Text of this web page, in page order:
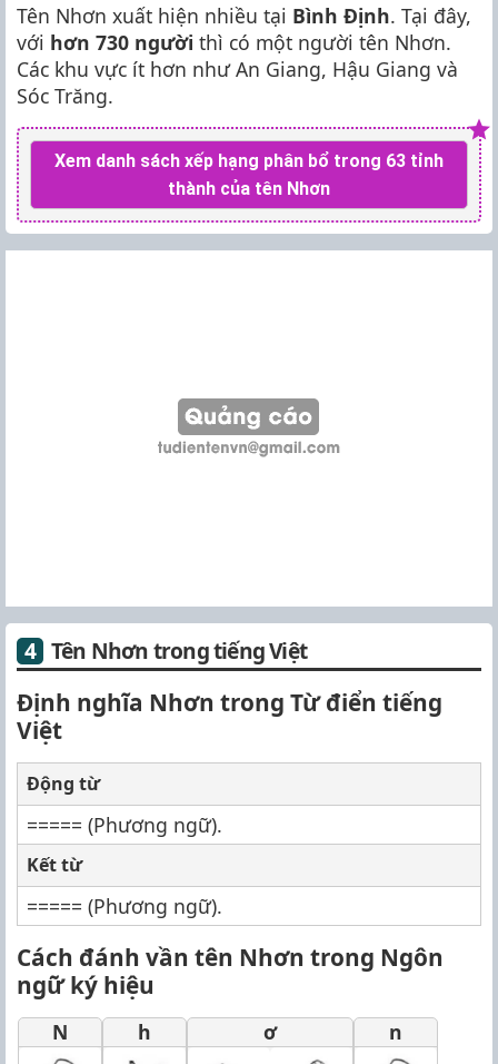
Tên Nhơn xuất hiện nhiều tại Bình Định. Tại đây,
với hơn 730 người thì có một người tên Nhơn.
Các khu vực ít hơn như An Giang, Hậu Giang và
Sóc Trăng.
Xem danh sách xếp hạng phân bổ trong 63 tỉnh
thành của tên Nhơn
Tên Nhơn trong tiếng Việt
Định nghĩa Nhơn trong Từ điển tiếng
Việt
Động từ
===== (Phương ngữ).
Kết từ
===== (Phương ngữ).
Cách đánh vần tên Nhơn trong Ngôn
ngữ ký hiệu
N h ơ n